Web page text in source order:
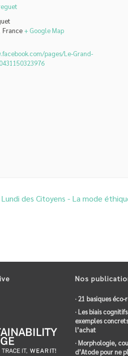
France + Google Map
pages/Le-Grand-
des Citoyens - La mode
Nos
· 21 basiques
· Les biais
exemples
l’achat
· Morphologie,
d’Atode pour ne